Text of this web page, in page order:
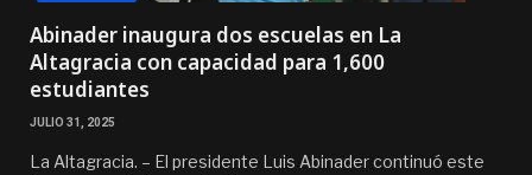
Abinader inaugura dos escuelas en La
Altagracia con capacidad para 1,600
estudiantes
JULIO 31, 2025
La Altagracia. – El presidente Luis Abinader continuó este